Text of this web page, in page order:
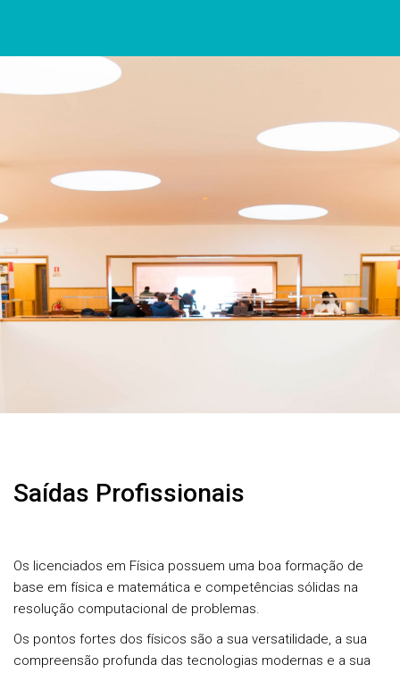
Saídas Profissionais
Os licenciados em Física possuem uma boa formação de
base em física e matemática e competências sólidas na
resolução computacional de problemas.
Os pontos fortes dos físicos são a sua versatilidade, a sua
compreensão profunda das tecnologias modernas e a sua